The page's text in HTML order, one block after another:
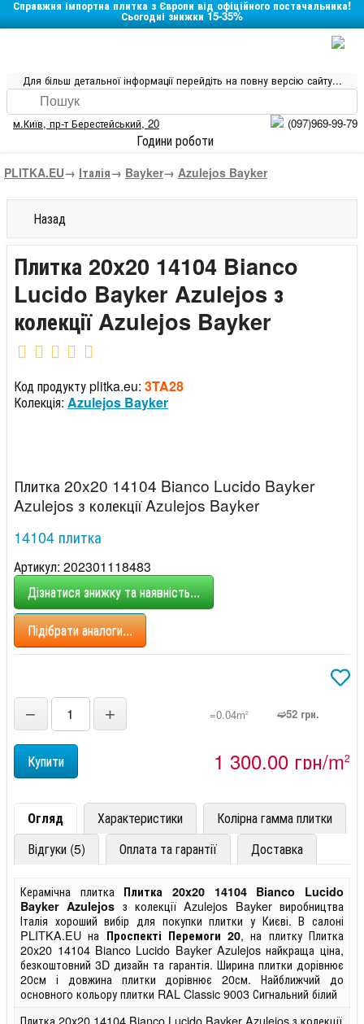
Справжня імпортна плитка з Європи від офіційного постачальника!
Сьогодні знижки 15-35%
Для більш детальної інформації перейдіть на повну версію сайту...
м.Київ, пр-т Берестейський, 20 (097)969-99-79
Години роботи
PLITKA.EU→ Італія→ Bayker→ Azulejos Bayker
Назад
Плитка 20x20 14104 Bianco
Lucido Bayker Azulejos з
колекції Azulejos Bayker
Код продукту plitka.eu: 3TA28
Колекція: Azulejos Bayker
Плитка 20x20 14104 Bianco Lucido Bayker
Azulejos з колекції Azulejos Bayker
14104 плитка
Артикул: 202301118483
Дізнатися знижку та наявність...
Підібрати аналоги...
− + =0.04m2 ➫52 грн.
1 300,00 грн/m2
Огляд Характеристики
Колірна гамма плитки
Відгуки (5)
Оплата та гарантії Доставка
Керамічна плитка Плитка 20x20 14104 Bianco Lucido
Bayker Azulejos з колекції Azulejos Bayker виробництва
Італія хороший вибір для покупки плитки у Києві. В салоні
PLITKA.EU на Проспекті Перемоги 20, на плитку Плитка
20x20 14104 Bianco Lucido Bayker Azulejos найкраща ціна,
безкоштовний 3D дизайн та гарантія. Ширина плитки дорівнює
20см і довжина плитки дорівнює 20см. Найближчий до
основного кольору плитки RAL Classic 9003 Сигнальний білий
Плитка 20x20 14104 Bianco Lucido Bayker Azulejos з колекції